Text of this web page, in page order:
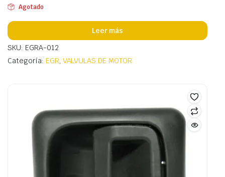
Agotado
Leer más
SKU: EGRA-012
Categoría: EGR, VALVULAS DE MOTOR